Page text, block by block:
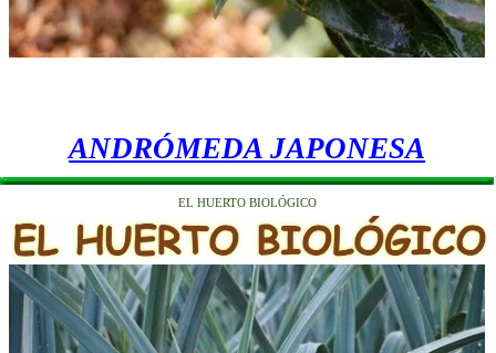
ANDRÓMEDA JAPONESA
EL HUERTO BIOLÓGICO